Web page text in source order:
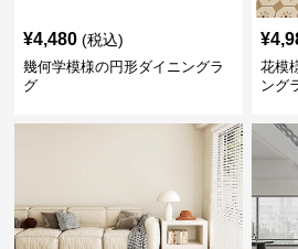
¥4,480 (税込)
幾何学模様の円形ダイニングラ
グ
¥
花模
ング